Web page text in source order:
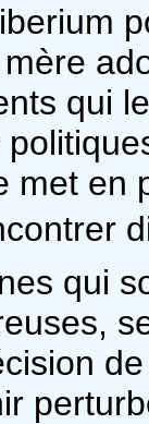
qui
met en
qui